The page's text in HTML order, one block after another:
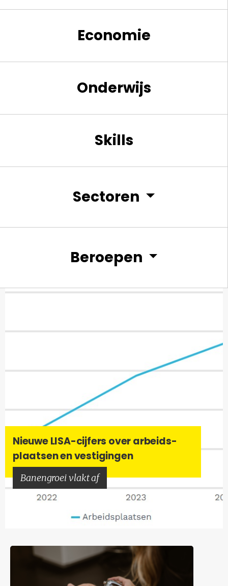
Economie
Onderwijs
Skills
Sectoren
Beroepen
Nieu­we LISA-​cijfers over ar­beids­
plaat­sen en ves­ti­gin­gen
Ba­nen­groei vlakt af